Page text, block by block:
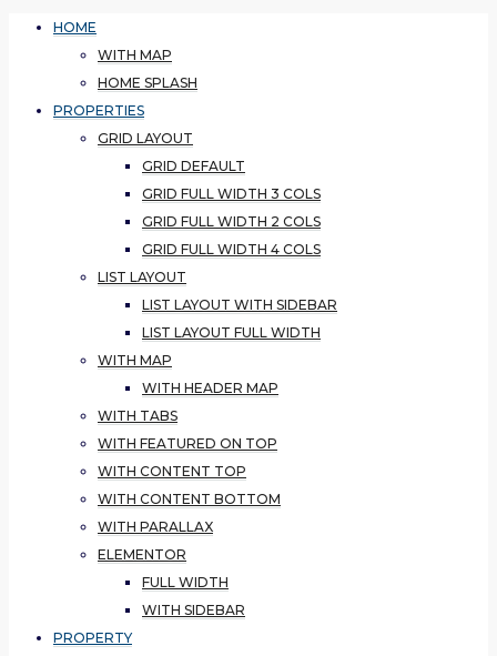
HOME
WITH MAP
HOME SPLASH
PROPERTIES
GRID LAYOUT
GRID DEFAULT
GRID FULL WIDTH 3 COLS
GRID FULL WIDTH 2 COLS
GRID FULL WIDTH 4 COLS
LIST LAYOUT
LIST LAYOUT WITH SIDEBAR
LIST LAYOUT FULL WIDTH
WITH MAP
WITH HEADER MAP
WITH TABS
WITH FEATURED ON TOP
WITH CONTENT TOP
WITH CONTENT BOTTOM
WITH PARALLAX
ELEMENTOR
FULL WIDTH
WITH SIDEBAR
PROPERTY